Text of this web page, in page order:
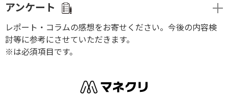
アンケート
レポート・コラムの感想をお寄せください。今後の内容検
討等に参考にさせていただきます。
※は必須項目です。